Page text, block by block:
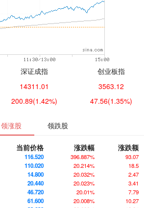
深证成指
14311.01
200.89(1.42%)
创业板指
3563.12
47.56(1.35%)
领涨股 领跌股
当前价格 涨跌幅 涨跌额
116.520 396.887%
93.07
110.020 20.214%
18.5
14.800 20.032%
2.47
20.440 20.023%
3.41
46.720 20.01%
7.79
61.600 20.008%
10.27